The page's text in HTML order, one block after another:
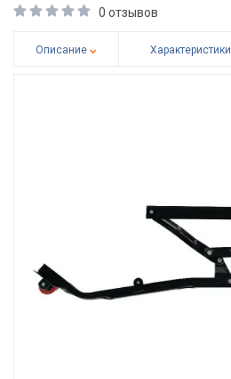
0 отзывов
Описание Характеристики